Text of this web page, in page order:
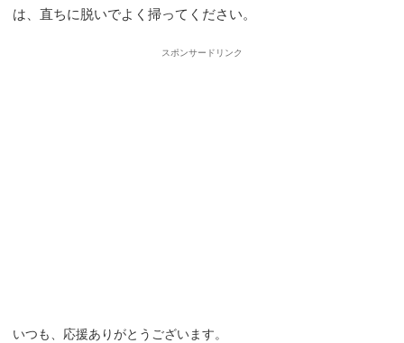
は、直ちに脱いでよく掃ってください。
スポンサードリンク
いつも、応援ありがとうございます。